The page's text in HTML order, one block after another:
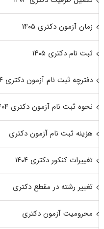
زمان آزمون دکتری ۱۴۰۵
ثبت نام دکتری ۱۴۰۵
دفترچه ثبت نام آزمون دکتری ۱۴۰۴
نحوه ثبت نام آزمون دکتری ۱۴۰۴
هزینه ثبت نام آزمون دکتری
تغییرات کنکور دکتری ۱۴۰۴
تغییر رشته در مقطع دکتری
محرومیت آزمون دکتری